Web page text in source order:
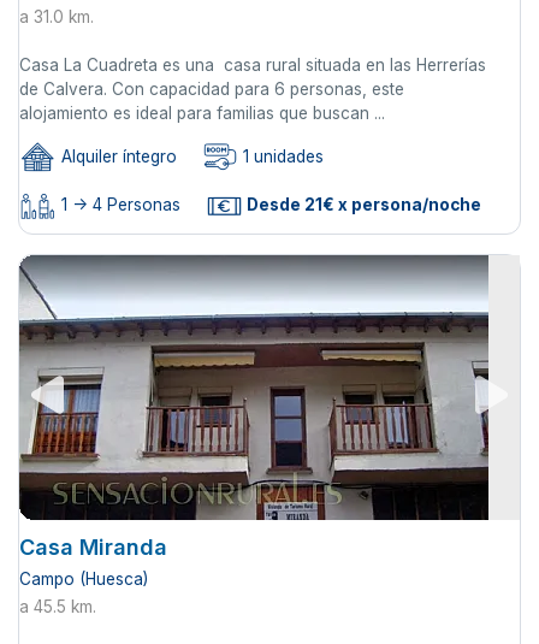
a 31.0 km.
Casa La Cuadreta es una casa rural situada en las Herrerías
de Calvera. Con capacidad para 6 personas, este
alojamiento es ideal para familias que buscan ...
Alquiler íntegro 1 unidades
1 -> 4 Personas Desde 21€ x persona/noche
Casa Miranda
Campo (Huesca)
a 45.5 km.